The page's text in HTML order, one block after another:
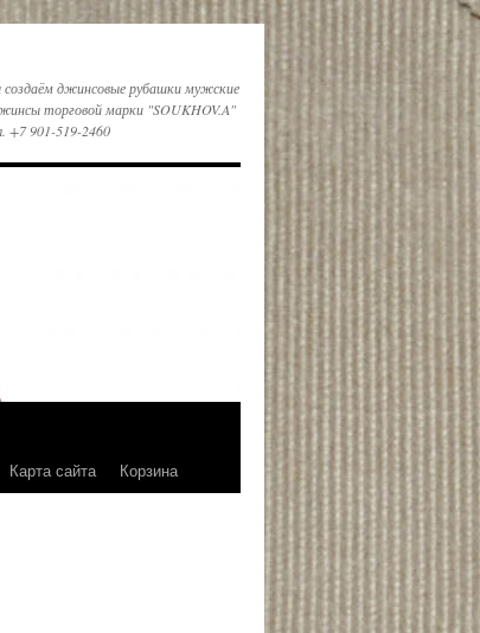
джинсовые рубашки мужские
торговой марки "SOUKHOV.A"
+7 901-519-2460
Карта сайта Корзина